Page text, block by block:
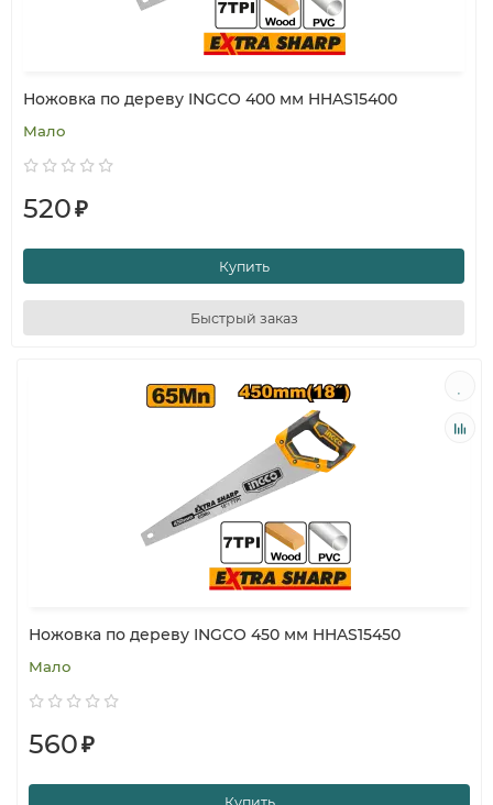
Ножовка по дереву INGCO 400 мм HHAS15400
Мало
520₽
Купить
Быстрый заказ
Ножовка по дереву INGCO 450 мм HHAS15450
Мало
560₽
Купить